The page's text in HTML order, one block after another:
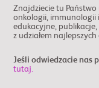
Znajdziecie tu
onkologii, immunologii
edukacyjne,
z udziałem najlepszych
Jeśli odwiedzacie nas
tutaj.